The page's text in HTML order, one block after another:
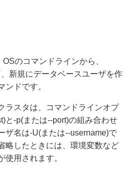
のコマンドラインから、
新規にデータベースユーザを作
ンドです。
ラスタは、コマンドラインオプ
と-p(または--port)の組み合わせ
ザ名は-U(または--username)で
略したときには、環境変数など
使用されます。